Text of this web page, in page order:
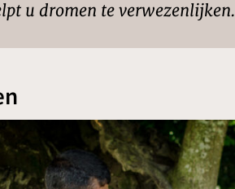
u dromen te verwezenlijken.